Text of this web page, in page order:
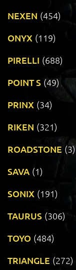
NEXEN (454)
ONYX (119)
PIRELLI (688)
POINT S (49)
PRINX (34)
RIKEN (321)
ROADSTONE (3)
SAVA (1)
SONIX (191)
TAURUS (306)
TOYO (484)
TRIANGLE (272)